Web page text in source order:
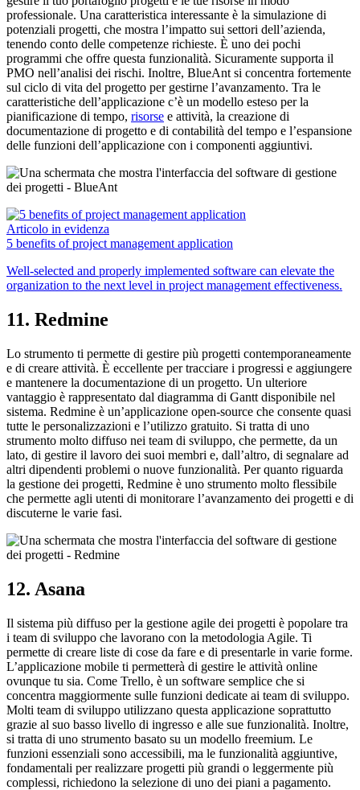
professionale. Una caratteristica interessante è la simulazione di
potenziali progetti, che mostra l’impatto sui settori dell’azienda,
tenendo conto delle competenze richieste. È uno dei pochi
programmi che offre questa funzionalità. Sicuramente supporta il
PMO nell’analisi dei rischi. Inoltre, BlueAnt si concentra fortemente
sul ciclo di vita del progetto per gestirne l’avanzamento. Tra le
caratteristiche dell’applicazione c’è un modello esteso per la
pianificazione di tempo, risorse e attività, la creazione di
documentazione di progetto e di contabilità del tempo e l’espansione
delle funzioni dell’applicazione con i componenti aggiuntivi.
Articolo in evidenza
5 benefits of project management application
Well-selected and properly implemented software can elevate the
organization to the next level in project management effectiveness.
11. Redmine
Lo strumento ti permette di gestire più progetti contemporaneamente
e di creare attività. È eccellente per tracciare i progressi e aggiungere
e mantenere la documentazione di un progetto. Un ulteriore
vantaggio è rappresentato dal diagramma di Gantt disponibile nel
sistema. Redmine è un’applicazione open-source che consente quasi
tutte le personalizzazioni e l’utilizzo gratuito. Si tratta di uno
strumento molto diffuso nei team di sviluppo, che permette, da un
lato, di gestire il lavoro dei suoi membri e, dall’altro, di segnalare ad
altri dipendenti problemi o nuove funzionalità. Per quanto riguarda
la gestione dei progetti, Redmine è uno strumento molto flessibile
che permette agli utenti di monitorare l’avanzamento dei progetti e di
discuterne le varie fasi.
12. Asana
Il sistema più diffuso per la gestione agile dei progetti è popolare tra
i team di sviluppo che lavorano con la metodologia Agile. Ti
permette di creare liste di cose da fare e di presentarle in varie forme.
L’applicazione mobile ti permetterà di gestire le attività online
ovunque tu sia. Come Trello, è un software semplice che si
concentra maggiormente sulle funzioni dedicate ai team di sviluppo.
Molti team di sviluppo utilizzano questa applicazione soprattutto
grazie al suo basso livello di ingresso e alle sue funzionalità. Inoltre,
si tratta di uno strumento basato su un modello freemium. Le
funzioni essenziali sono accessibili, ma le funzionalità aggiuntive,
fondamentali per realizzare progetti più grandi o leggermente più
complessi, richiedono la selezione di uno dei piani a pagamento.